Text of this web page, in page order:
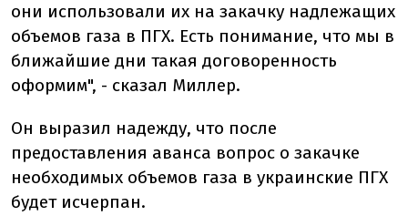
они использовали их на закачку надлежащих
объемов газа в ПГХ. Есть понимание, что мы в
ближайшие дни такая договоренность
оформим", - сказал Миллер.
Он выразил надежду, что после
предоставления аванса вопрос о закачке
необходимых объемов газа в украинские ПГХ
будет исчерпан.